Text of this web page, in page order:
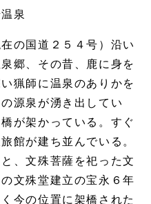
泉
の国道２５４号）沿い
郷、その昔、鹿に身を
猟師に温泉のありかを
源泉が湧き出してい
が架かっている。すぐ
館が建ち並んでいる。
、文殊菩薩を祀った文
文殊堂建立の宝永６年
今の位置に架橋された